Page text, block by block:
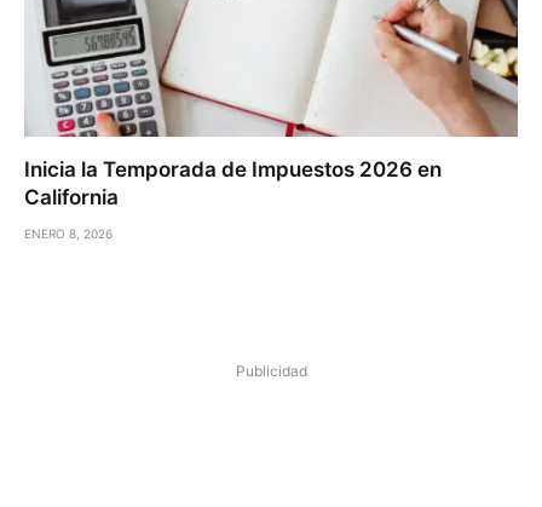
Inicia la Temporada de Impuestos 2026 en
California
ENERO 8, 2026
Publicidad